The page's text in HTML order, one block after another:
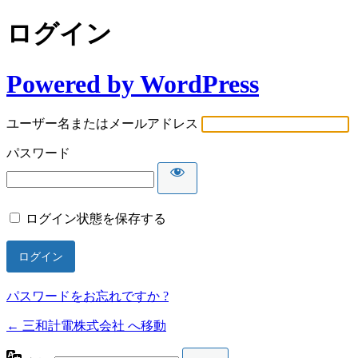
ログイン
Powered by WordPress
ユーザー名またはメールアドレス
パスワード
ログイン状態を保存する
パスワードをお忘れですか ?
← 三和計電株式会社 へ移動